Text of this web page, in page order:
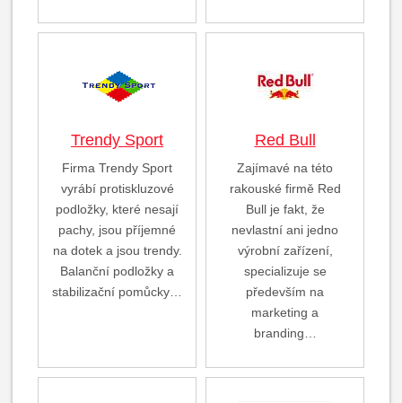
Trendy Sport
Firma Trendy Sport
vyrábí protiskluzové
podložky, které nesají
pachy, jsou příjemné
na dotek a jsou trendy.
Balanční podložky a
stabilizační pomůcky…
Red Bull
Zajímavé na této
rakouské firmě Red
Bull je fakt, že
nevlastní ani jedno
výrobní zařízení,
specializuje se
především na
marketing a
branding…